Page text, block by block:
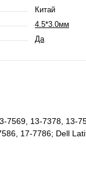
Китай
4.5*3.0мм
Да
7569, 13-7378, 13-
17-7786; Dell